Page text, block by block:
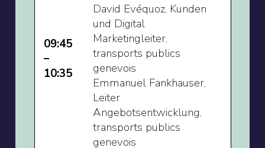
09:45
–
10:35
David Evéquoz, Kunden
und Digital
Marketingleiter,
transports publics
genevois
Emmanuel Fankhauser,
Leiter
Angebotsentwicklung,
transports publics
genevois